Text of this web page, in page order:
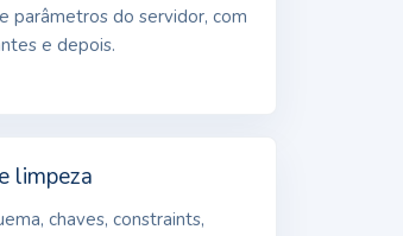
parâmetros do servidor, com
e depois.
limpeza
chaves, constraints,